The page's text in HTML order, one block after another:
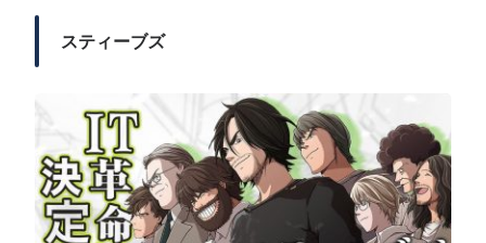
スティーブズ